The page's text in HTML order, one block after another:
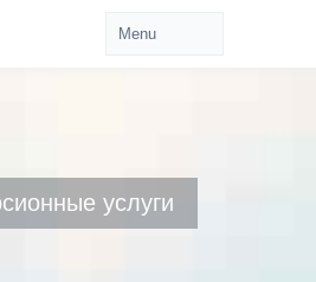
услуги